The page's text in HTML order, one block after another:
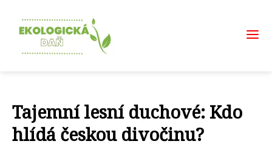
Tajemní lesní duchové: Kdo
hlídá českou divočinu?